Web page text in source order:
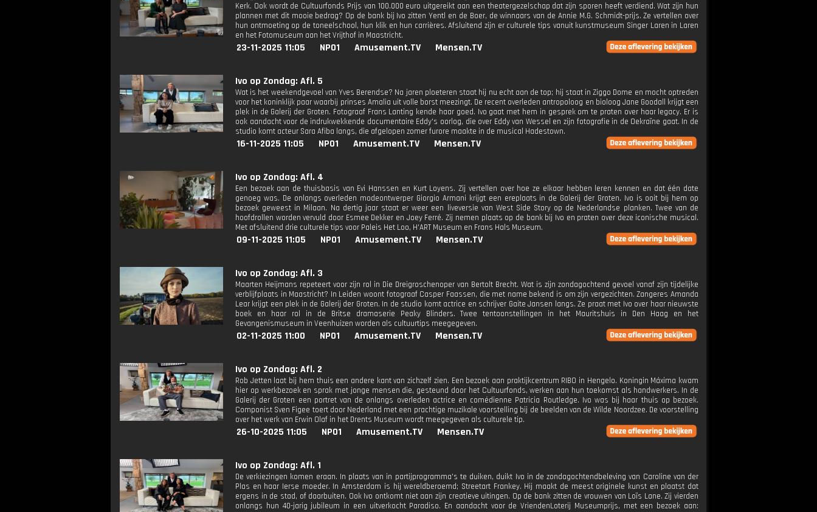
Kerk. Ook wordt de Cultuurfonds Prijs van 100.000 euro uitgereikt aan een theatergezelschap dat zijn sporen heeft verdiend. Wat zijn hun
plannen met dit mooie bedrag? Op de bank bij Ivo zitten Yentl en de Boer, de winnaars van de Annie M.G. Schmidt-prijs. Ze vertellen over
hun ontmoeting op de toneelschool, hun klik en hun carrières. Afsluitend zijn er culturele tips vanuit kunstmuseum Singer Laren in Laren
en het Fotomuseum aan het Vrijthof in Maastricht.
23-11-2025 11:05 NPO1 Amusement.TV Mensen.TV
Ivo op Zondag: Afl. 5
Wat is het weekendgevoel van Yves Berendse? Na jaren ploeteren staat hij nu echt aan de top; hij staat in Ziggo Dome en mocht optreden
voor het koninklijk paar waarbij prinses Amalia uit volle borst meezingt. De recent overleden antropoloog en bioloog Jane Goodall krijgt een
plek in de Galerij der Groten. Fotograaf Frans Lanting kende haar goed. Ivo gaat met hem in gesprek om te praten over haar legacy. Er is
ook aandacht voor de indrukwekkende documentaire Eddy's oorlog, die over Eddy van Wessel en zijn fotografie in de Oekraïne gaat. In de
studio komt acteur Sara Afiba langs, die afgelopen zomer furore maakte in de musical Hadestown.
16-11-2025 11:05 NPO1 Amusement.TV Mensen.TV
Ivo op Zondag: Afl. 4
Een bezoek aan de thuisbasis van Evi Hanssen en Kurt Loyens. Zij vertellen over hoe ze elkaar hebben leren kennen en dat één date
genoeg was. De onlangs overleden modeontwerper Giorgio Armani krijgt een ereplaats in de Galerij der Groten. Ivo is ooit bij hem op
bezoek geweest in Milaan. Na dertig jaar staat er weer een liveversie van West Side Story op de Nederlandse planken. Twee van de
hoofdrollen worden vervuld door Esmee Dekker en Joey Ferré. Zij nemen plaats op de bank bij Ivo en praten over deze iconische musical.
Met afsluitend drie culturele tips voor Paleis Het Loo, H'ART Museum en Frans Hals Museum.
09-11-2025 11:05 NPO1 Amusement.TV Mensen.TV
Ivo op Zondag: Afl. 3
Maarten Heijmans repeteert voor zijn rol in Die Dreigroschenoper van Bertolt Brecht. Wat is zijn zondagochtend gevoel vanaf zijn tijdelijke
verblijfplaats in Maastricht? In Leiden woont fotograaf Casper Faassen, die met name bekend is om zijn vergezichten. Zangeres Amanda
Lear krijgt een plek in de Galerij der Groten. In de studio komt actrice en schrijver Gaite Jansen langs. Ze praat met Ivo over haar nieuwste
boek en haar rol in de Britse dramaserie Peaky Blinders. Twee tentoonstellingen in het Mauritshuis in Den Haag en het
Gevangenismuseum in Veenhuizen worden als cultuurtips meegegeven.
02-11-2025 11:00 NPO1 Amusement.TV Mensen.TV
Ivo op Zondag: Afl. 2
Rob Jetten laat bij hem thuis een andere kant van zichzelf zien. Een bezoek aan praktijkcentrum RIBO in Hengelo. Koningin Máxima kwam
hier op werkbezoek en sprak met jonge mensen die, gesteund door het Cultuurfonds, werken aan hun toekomst als handwerkers. In de
Galerij der Groten een portret van de onlangs overleden actrice en comédienne Patricia Routledge. Ivo was bij haar thuis op bezoek.
Componist Sven Figee toert door Nederland met een prachtige muzikale voorstelling bij de beelden van de Wilde Noordzee. De voorstelling
over het werk van Erwin Olaf in het Drents Museum wordt meegegeven als culturele tip.
26-10-2025 11:05 NPO1 Amusement.TV Mensen.TV
Ivo op Zondag: Afl. 1
De verkiezingen komen eraan. In plaats van in partijprogramma's te duiken, duikt Ivo in de zondagochtendbeleving van Caroline van der
Plas en haar Ierse moeder. In Amsterdam is hij wereldberoemd; Streetart Frankey. Hij maakt de meest originele kunst en plaatst dat
ergens in de stad, of daarbuiten. Ook Ivo ontkomt niet aan zijn creatieve uitingen. Op de bank zitten de vrouwen van Loïs Lane. Zij vierden
onlangs hun 40-jarig jubileum in een uitverkocht Paradiso. En aandacht voor de VriendenLoterij Museumprijs, met een bezoek aan: